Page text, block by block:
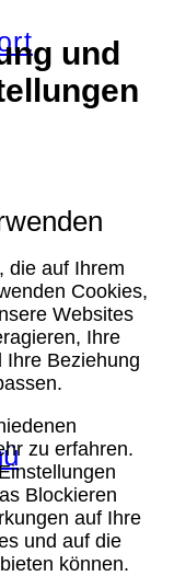
und
die auf Ihrem
Cookies,
Websites
Ihre
Ihre Beziehung
zu erfahren.
Blockieren
auf Ihre
und auf die
können.